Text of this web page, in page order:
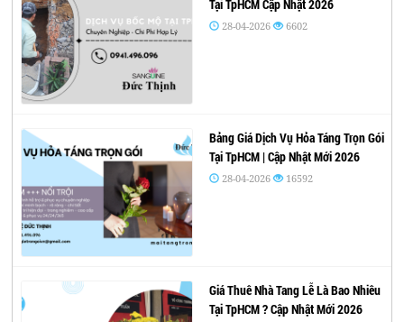
Tại TpHCM Cập Nhật 2026
28-04-2026 6602
Bảng Giá Dịch Vụ Hỏa Táng Trọn Gói
Tại TpHCM | Cập Nhật Mới 2026
28-04-2026 16592
Giá Thuê Nhà Tang Lễ Là Bao Nhiêu
Tại TpHCM ? Cập Nhật Mới 2026